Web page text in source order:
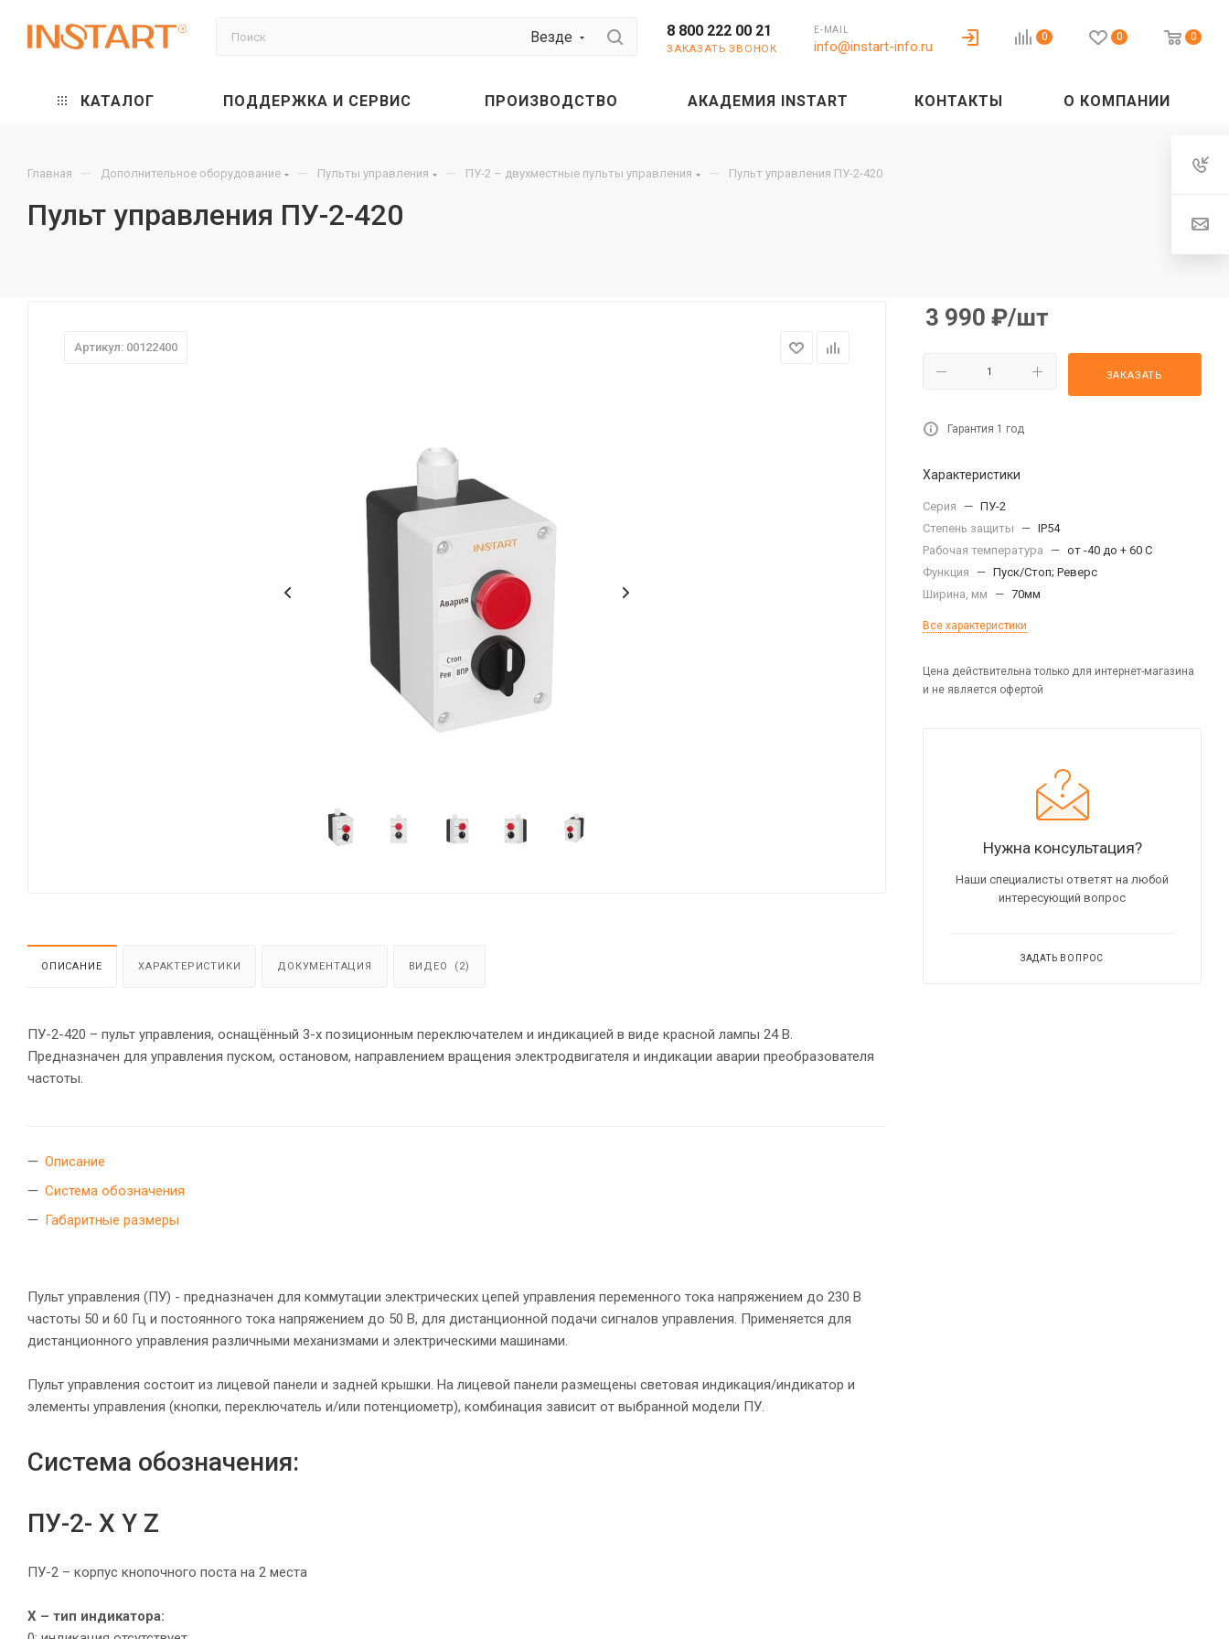
Везде 8 800 222 00 21
ЗАКАЗАТЬ ЗВОНОК
E-MAIL
info@instart-info.ru
0 0 0
КАТАЛОГ ПОДДЕРЖКА И СЕРВИС ПРОИЗВОДСТВО АКАДЕМИЯ INSTART КОНТАКТЫ О КОМПАНИИ
Главная — Дополнительное оборудование — Пульты управления — ПУ-2 – двухместные пульты управления — Пульт управления ПУ-2-420
Пульт управления ПУ-2-420
Артикул: 00122400
ОПИСАНИЕ ХАРАКТЕРИСТИКИ ДОКУМЕНТАЦИЯ ВИДЕО (2)
ПУ-2-420 – пульт управления, оснащённый 3-х позиционным переключателем и индикацией в виде красной лампы 24 В.
Предназначен для управления пуском, остановом, направлением вращения электродвигателя и индикации аварии преобразователя
частоты.
Описание
Система обозначения
Габаритные размеры
Пульт управления (ПУ) - предназначен для коммутации электрических цепей управления переменного тока напряжением до 230 В
частоты 50 и 60 Гц и постоянного тока напряжением до 50 В, для дистанционной подачи сигналов управления. Применяется для
дистанционного управления различными механизмами и электрическими машинами.
Пульт управления состоит из лицевой панели и задней крышки. На лицевой панели размещены световая индикация/индикатор и
элементы управления (кнопки, переключатель и/или потенциометр), комбинация зависит от выбранной модели ПУ.
Система обозначения:
ПУ-2- Х Y Z
ПУ-2 – корпус кнопочного поста на 2 места
Х – тип индикатора:
3 990 ₽/шт
ЗАКАЗАТЬ
Гарантия 1 год
Характеристики
Серия — ПУ-2
Степень защиты
— IP54
Рабочая температура
— от -40 до + 60 С
Функция
— Пуск/Стоп; Реверс
Ширина, мм
— 70мм
Все характеристики
Цена действительна только для интернет-магазина
и не является офертой
Нужна консультация?
Наши специалисты ответят на любой
интересующий вопрос
ЗАДАТЬ ВОПРОС